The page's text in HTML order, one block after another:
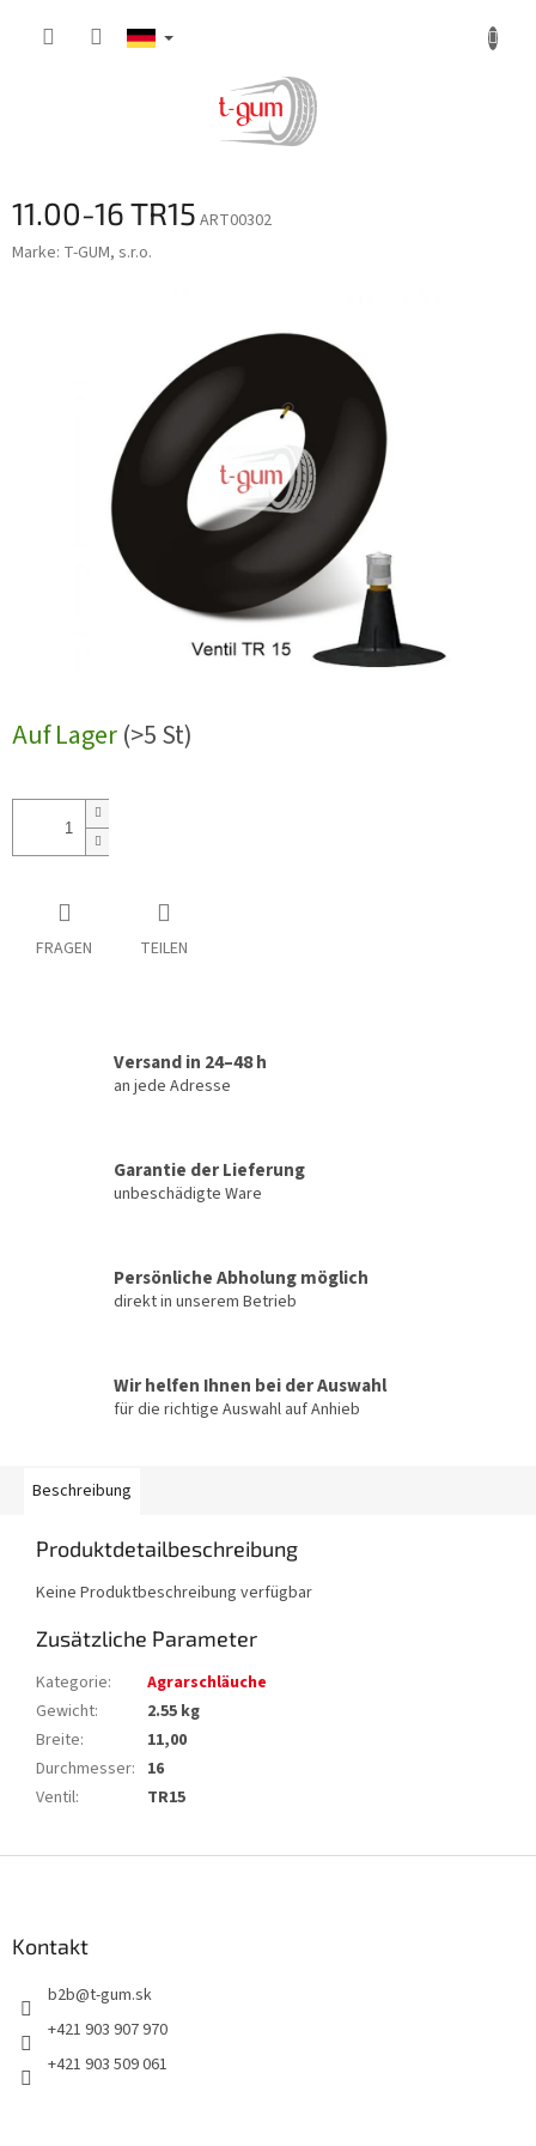
11.00-16 TR15 ART00302
Marke: T-GUM, s.r.o.
Auf Lager(>5 St)
FRAGEN TEILEN
Versand in 24–48 h
an jede Adresse
Garantie der Lieferung
unbeschädigte Ware
Persönliche Abholung möglich
direkt in unserem Betrieb
Wir helfen Ihnen bei der Auswahl
für die richtige Auswahl auf Anhieb
Beschreibung
Produktdetailbeschreibung
Keine Produktbeschreibung verfügbar
Zusätzliche Parameter
Kategorie:
Agrarschläuche
Gewicht:
2.55 kg
Breite:
11,00
Durchmesser: 16
Ventil: TR15
Kontakt
b2b@t-gum.sk
+421 903 907 970
+421 903 509 061